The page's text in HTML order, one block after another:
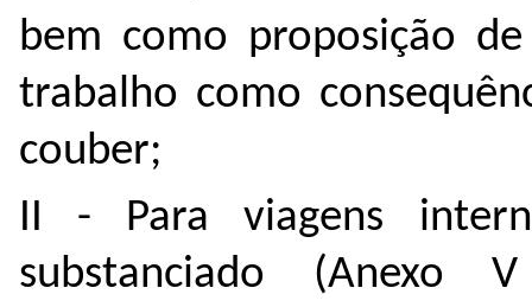
bem como proposição
trabalho como
couber;
II - Para viagens
substanciado (Anexo